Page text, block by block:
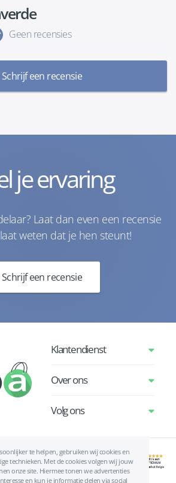
Geen recensies
Schrijf een recensie
je ervaring
Laat dan even een recensie
weten dat je hen steunt!
Schrijf een recensie
te helpen, gebruiken wij cookies en
technieken. Met de cookies volgen wij jouw
onze site. Hiermee tonen we advertenties
en kun je informatie delen via social
Klantendienst
Over ons
Volg ons